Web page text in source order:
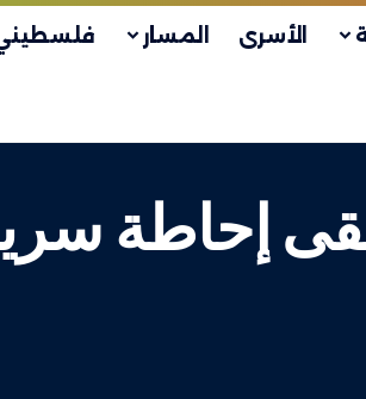
الأسرى المسار
إحاطة